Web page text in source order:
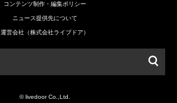
コンテンツ制作・編集ポリシー
ニュース提供先について
運営会社（株式会社ライブドア）
© livedoor Co.,Ltd.